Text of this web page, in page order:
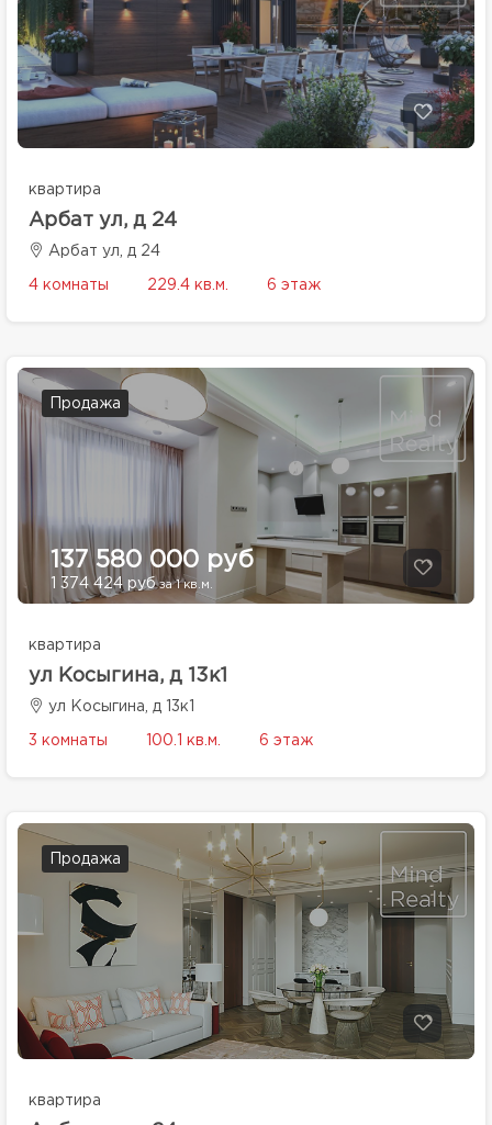
квартира
Арбат ул, д 24
Арбат ул, д 24
4 комнаты 229.4 кв.м. 6 этаж
Продажа
137 580 000 руб
1 374 424 рубза 1 кв.м.
квартира
ул Косыгина, д 13к1
ул Косыгина, д 13к1
3 комнаты 100.1 кв.м. 6 этаж
Продажа
квартира